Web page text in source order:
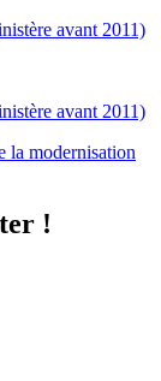
avant 2011)
avant 2011)
modernisation
!